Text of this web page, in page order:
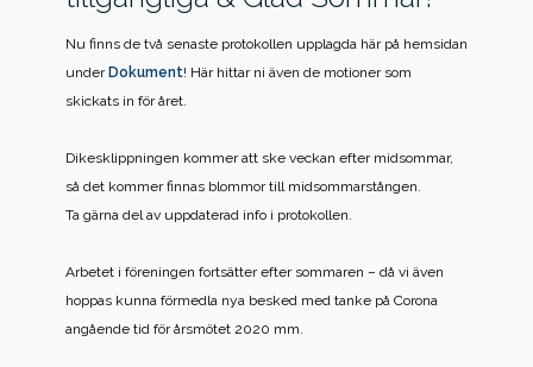
Nu finns de två senaste protokollen upplagda här på hemsidan
under Dokument! Här hittar ni även de motioner som
skickats in för året.
Dikesklippningen kommer att ske veckan efter midsommar,
så det kommer finnas blommor till midsommarstången.
Ta gärna del av uppdaterad info i protokollen.
Arbetet i föreningen fortsätter efter sommaren – då vi även
hoppas kunna förmedla nya besked med tanke på Corona
angående tid för årsmötet 2020 mm.